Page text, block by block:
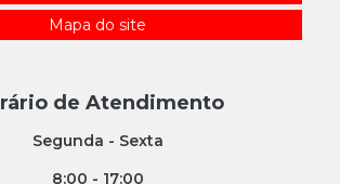
Mapa do site
de Atendimento
Segunda - Sexta
8:00 - 17:00